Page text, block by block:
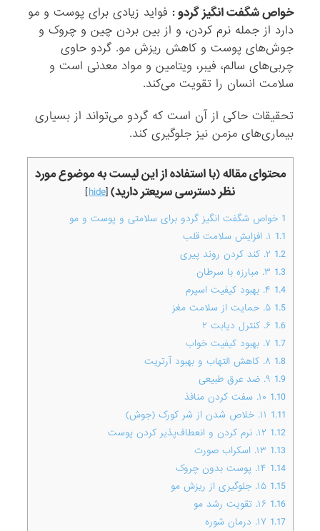
خواص شگفت انگیز گردو : فواید زیادی برای پوست و مو
دارد از جمله نرم کردن، و از بین بردن چین و چروک و
جوش‌های پوست و کاهش ریزش مو. گردو حاوی
چربی‌های سالم، فیبر، ویتامین و مواد معدنی است و
سلامت انسان را تقویت می‌کند.
تحقیقات حاکی از آن است که گردو می‌تواند از بسیاری
بیماری‌های مزمن نیز جلوگیری کند.
محتوای مقاله (با استفاده از این لیست به موضوع مورد
نظر دسترسی سریعتر دارید)[
hide
]
1 خواص شگفت انگیز گردو برای سلامتی و پوست و مو
1.1
1.2
1.3
1.4
1.5 ۵. حمایت از سلامت مغز
1.6
1.7
1.8
1.9
1.10
1.11
1.12
1.13
1.14
1.15 ۱۵. جلوگیری از ریزش مو
1.16
1.17